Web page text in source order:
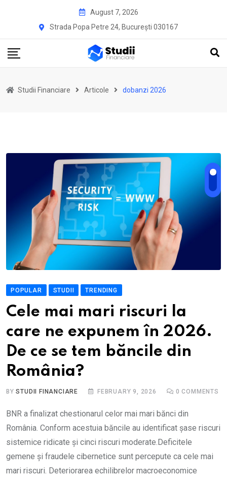
August 7, 2026
Strada Popa Petre 24, București 030167
Studii Financiare Articole dobanzi 2026
POPULAR STUDII TRENDING
Cele mai mari riscuri la
care ne expunem în 2026.
De ce se tem băncile din
România?
BYSTUDII FINANCIARE FEBRUARY 9, 2026 0 COMMENTS
BNR a finalizat chestionarul celor mai mari bănci din
România. Conform acestuia băncile au identificat șase riscuri
sistemice ridicate și cinci riscuri moderate.Deficitele
gemene și fraudele cibernetice sunt percepute ca cele mai
mari riscuri. Deteriorarea echilibrelor macroeconomice